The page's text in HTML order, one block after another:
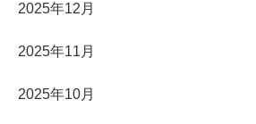
2025年12月
2025年11月
2025年10月